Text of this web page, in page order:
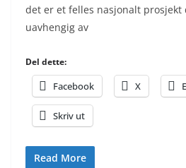
det er et felles nasjonalt prosjekt
uavhengig av
Del dette:
Facebook X
Skriv ut
Read More